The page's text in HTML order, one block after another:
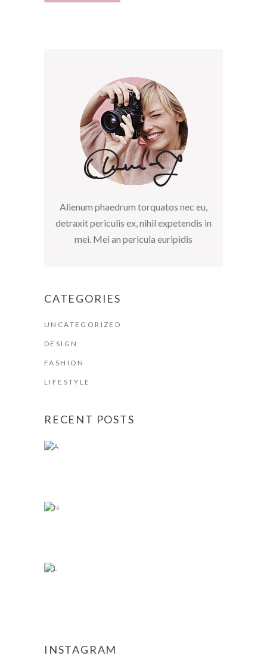
Alienum phaedrum torquatos nec eu,
detraxit periculis ex, nihil expetendis in
mei. Mei an pericula euripidis
CATEGORIES
UNCATEGORIZED
DESIGN
FASHION
LIFESTYLE
RECENT POSTS
INSTAGRAM